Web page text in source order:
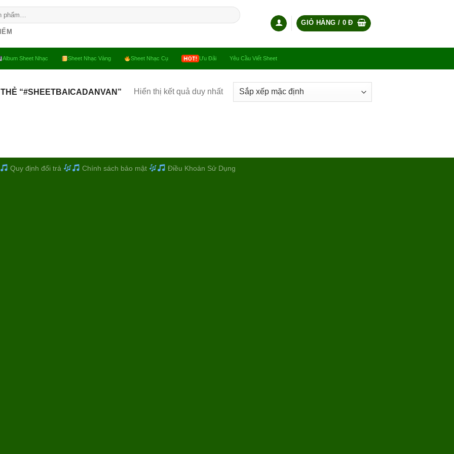
GIỎ HÀNG / 0Đ
Album Sheet Nhạc Sheet Nhạc Vàng Sheet Nhạc Cụ Ưu Đãi Yêu Cầu Viết Sheet
“#SHEETBAICADANVAN” Hiển thị kết quả duy nhất
Quy định đổi trả Chính sách bảo mật Điều Khoản Sử Dụng